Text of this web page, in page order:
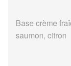
Base crème
saumon, citron